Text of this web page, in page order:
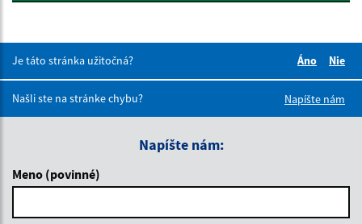
Je táto stránka užitočná?
Áno
Nie
Našli ste na stránke chybu?
Napíšte nám
Napíšte nám:
Meno (povinné)